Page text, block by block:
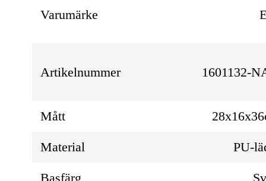
Varumärke
Artikelnummer 1601132-
Mått
Material PU-
Basfärg